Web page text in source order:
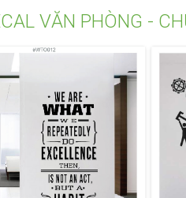
VĂN PHÒNG -